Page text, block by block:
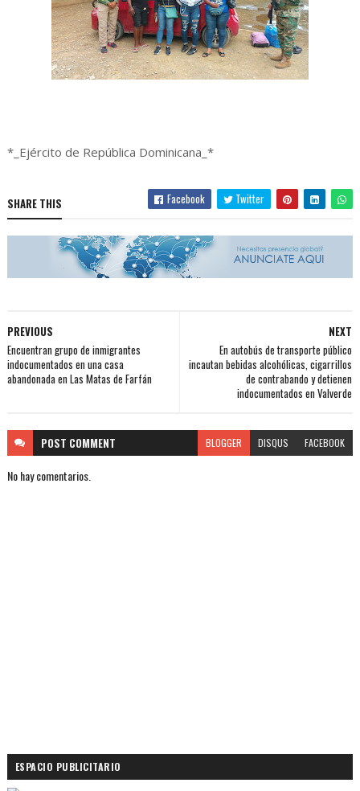
*_Ejército de República Dominicana_*
SHARE THIS Facebook Twitter
NEXT
En autobús de transporte público
incautan bebidas alcohólicas, cigarrillos
de contrabando y detienen
indocumentados en Valverde
PREVIOUS
Encuentran grupo de inmigrantes
indocumentados en una casa
abandonada en Las Matas de Farfán
POST COMMENT BLOGGER DISQUS FACEBOOK
No hay comentarios.
ESPACIO PUBLICITARIO